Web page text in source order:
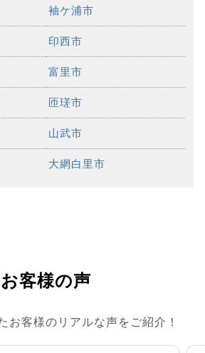
袖ケ浦市
印西市
富里市
匝瑳市
山武市
大網白里市
お客様の声
お客様のリアルな声をご紹介！